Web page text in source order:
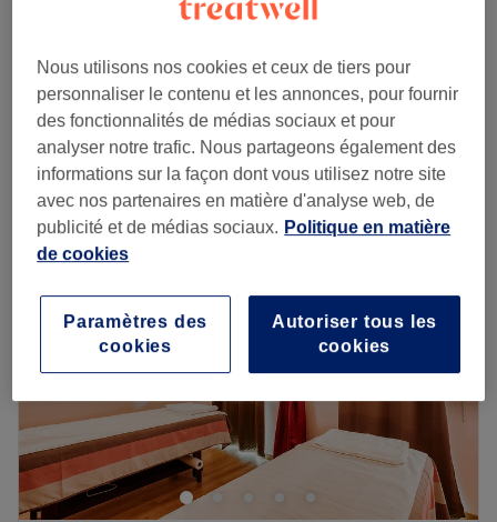
Massage du visage Lifting Gua Sha
1 h
125 €
Je veux en savoir plus
Lundi 10:30–20:30
Mardi
10:30– 20:30
Mercredi
Vendredi
10:30–20:30
Samedi
10:30–20:30
Dimanche
10:30–20:30
Bienvenue chez MTC WELLNESS situé dans le 5e
arrondissement de Paris. Oubliez vos soucis du quotidien
et prenez le temps de reposer votre corps et votre esprit
grâce à des prestations sur mesure adaptées à vos
besoins.
Nous utilisons nos cookies et ceux de tiers pour
personnaliser le contenu et les annonces, pour fournir
des fonctionnalités de médias sociaux et pour
analyser notre trafic. Nous partageons également des
informations sur la façon dont vous utilisez notre site
avec nos partenaires en matière d'analyse web, de
publicité et de médias sociaux. Politique en matière
de cookies
Autoriser tous les
cookies
Paramètres des
cookies